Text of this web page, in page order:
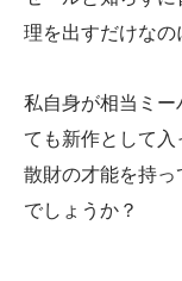
理を出すだけなの
私自身が相当ミ
ても新作として
散財の才能を持
でしょうか？